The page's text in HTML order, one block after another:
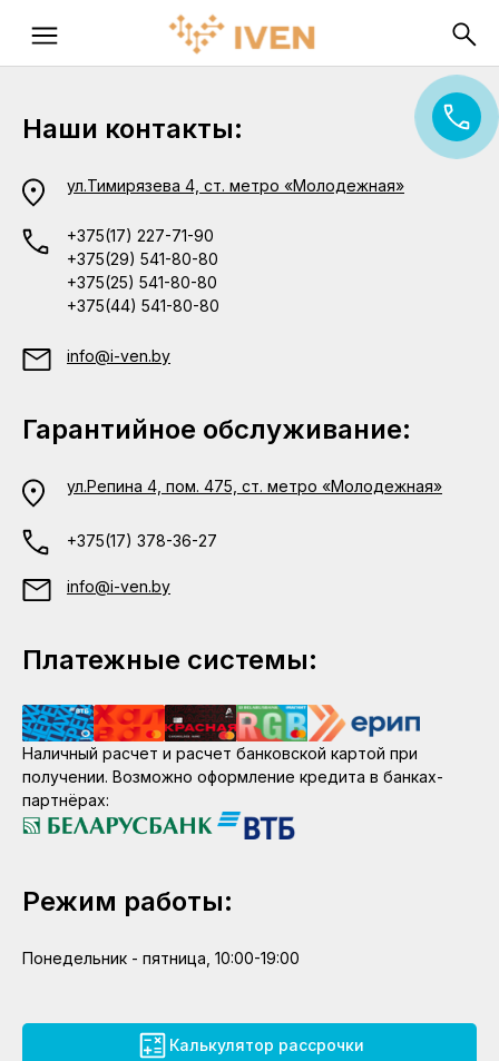
Наши контакты:
ул.Тимирязева 4, ст. метро «Молодежная»
+375(17) 227-71-90
+375(29) 541-80-80
+375(25) 541-80-80
+375(44) 541-80-80
info@i-ven.by
Гарантийное обслуживание:
ул.Репина 4, пом. 475, ст. метро «Молодежная»
+375(17) 378-36-27
info@i-ven.by
Платежные системы:
Наличный расчет и расчет банковской картой при
получении. Возможно оформление кредита в банках-
партнёрах:
Режим работы:
Понедельник - пятница, 10:00-19:00
Калькулятор рассрочки